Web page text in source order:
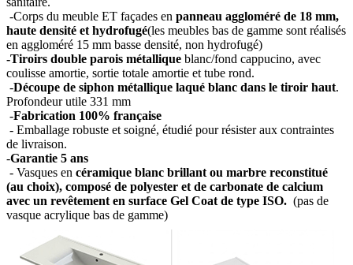
-Corps du meuble ET façades en panneau aggloméré de 18 mm,
haute densité et hydrofugé(les meubles bas de gamme sont réalisés
en aggloméré 15 mm basse densité, non hydrofugé)
-Tiroirs double parois métallique blanc/fond cappucino, avec
coulisse amortie, sortie totale amortie et tube rond.
-Découpe de siphon métallique laqué blanc dans le tiroir haut.
Profondeur utile 331 mm
-Fabrication 100% française
- Emballage robuste et soigné, étudié pour résister aux contraintes
de livraison.
-Garantie 5 ans
- Vasques en céramique blanc brillant ou marbre reconstitué
(au choix), composé de polyester et de carbonate de calcium
avec un revêtement en surface Gel Coat de type ISO. (pas de
vasque acrylique bas de gamme)